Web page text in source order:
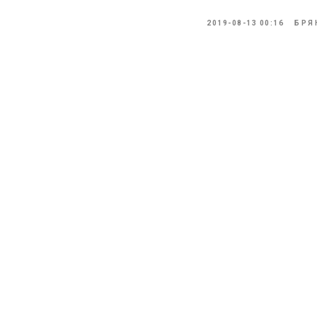
2019-08-13 00:16